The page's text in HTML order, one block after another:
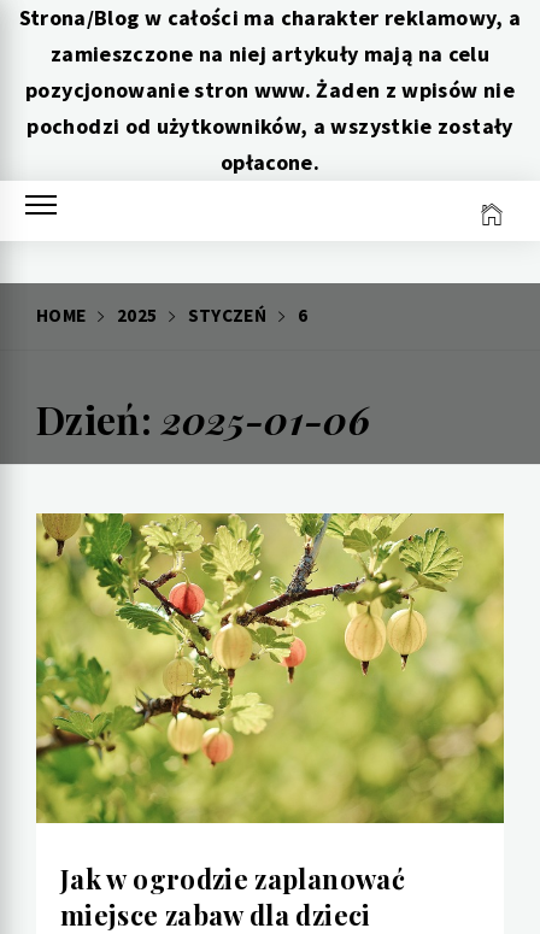
Strona/Blog w całości ma charakter reklamowy, a
zamieszczone na niej artykuły mają na celu
pozycjonowanie stron www. Żaden z wpisów nie
pochodzi od użytkowników, a wszystkie zostały
opłacone.
Skip
HOME 2025 STYCZEŃ 6
Dzień: 2025-01-06
Jak w ogrodzie zaplanować
miejsce zabaw dla dzieci